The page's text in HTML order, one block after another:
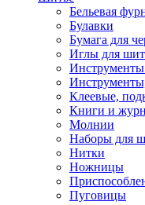
Бельевая
Булавки
Бумага для
Иглы для
Инструменты
Клеевые,
Книги и
Молнии
Наборы для
Нитки
Ножницы
Пуговицы